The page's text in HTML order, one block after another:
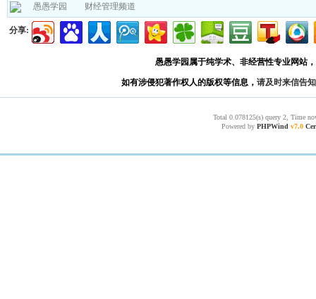
愚愚学园 财经管理频道
分享:
愚愚学园属于纯学术、非经营性专业网站
如有涉侵犯著作权人的版权等信息， 请及时来信告知
Total 0.078125(s) query 2, Time
Powered by PHPWind v7.0